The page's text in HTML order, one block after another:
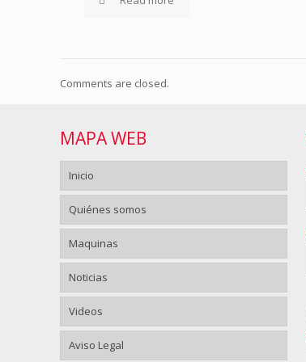
Comments are closed.
MAPA WEB
Inicio
Quiénes somos
Maquinas
Noticias
Videos
Aviso Legal